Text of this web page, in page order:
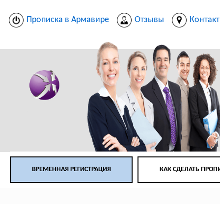
Прописка в Армавире Отзывы
ВРЕМЕННАЯ РЕГИСТРАЦИЯ КАК СДЕЛАТЬ